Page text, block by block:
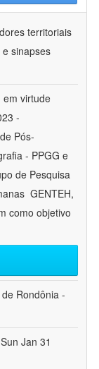
territoriais
sinapses
em virtude
-
Pós-
- PPGG e
de Pesquisa
 GENTEH,
como objetivo
Rondônia -
Jan 31